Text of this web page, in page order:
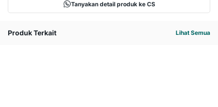
Tanyakan detail produk ke CS
Produk Terkait Lihat Semua